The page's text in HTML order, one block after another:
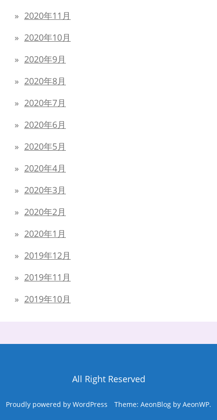
2020年11月
2020年10月
2020年9月
2020年8月
2020年7月
2020年6月
2020年5月
2020年4月
2020年3月
2020年2月
2020年1月
2019年12月
2019年11月
2019年10月
All Right Reserved
Proudly powered by WordPress Theme: AeonBlog by AeonWP.